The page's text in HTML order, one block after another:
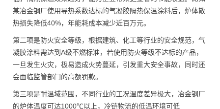
某冶金钢厂使用导热系数达标的气凝胶隔热保温涂料后，炉体散
热损失降低40%，年能耗成本减少近百万元。
第二项是防火安全等级，根据建筑、化工等行业的安全规范，气
凝胶涂料需达到A级不燃标准，若使用防火等级不达标的产品，
一旦发生火灾，极易造成火势蔓延，引发重大安全事故，同时还
会面临监管部门的高额罚款。
第三项是耐温域范围，不同行业的工况温度差异极大，冶金钢厂
的炉体温度可达1000℃以上，冷链物流的低温环境可低